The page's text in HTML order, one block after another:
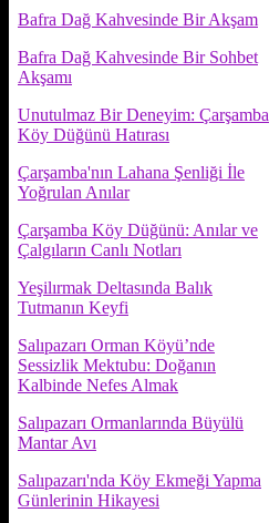
Bafra Dağ Kahvesinde Bir Akşam
Bafra Dağ Kahvesinde Bir Sohbet
Akşamı
Unutulmaz Bir Deneyim: Çarşamba
Köy Düğünü Hatırası
Çarşamba'nın Lahana Şenliği İle
Yoğrulan Anılar
Çarşamba Köy Düğünü: Anılar ve
Çalgıların Canlı Notları
Yeşilırmak Deltasında Balık
Tutmanın Keyfi
Salıpazarı Orman Köyü’nde
Sessizlik Mektubu: Doğanın
Kalbinde Nefes Almak
Salıpazarı Ormanlarında Büyülü
Mantar Avı
Salıpazarı'nda Köy Ekmeği Yapma
Günlerinin Hikayesi